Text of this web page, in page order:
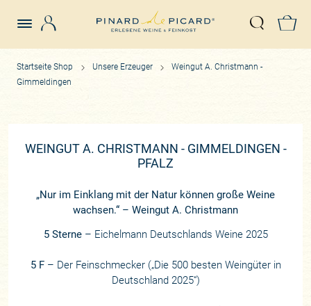
Suche
Startseite Shop Unsere Erzeuger
Weingut A. Christmann -
Gimmeldingen
WEINGUT A. CHRISTMANN - GIMMELDINGEN -
PFALZ
„Nur im Einklang mit der Natur können große Weine
wachsen.“ – Weingut A. Christmann
5 Sterne– Eichelmann Deutschlands Weine 2025
5 F– Der Feinschmecker („Die 500 besten Weingüter in
Deutschland 2025“)